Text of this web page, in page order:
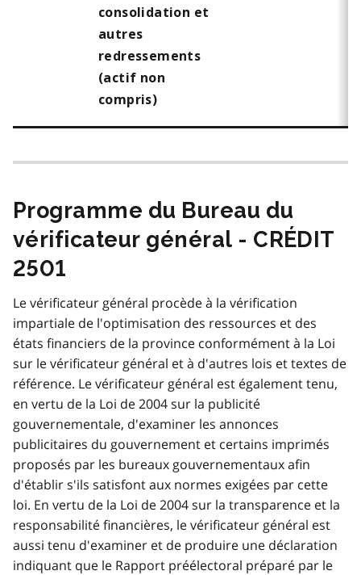
consolidation et
autres
redressements
(actif non
compris)
Programme du Bureau du
vérificateur général - CRÉDIT
2501
Le vérificateur général procède à la vérification
impartiale de l'optimisation des ressources et des
états financiers de la province conformément à la Loi
sur le vérificateur général et à d'autres lois et textes de
référence. Le vérificateur général est également tenu,
en vertu de la Loi de 2004 sur la publicité
gouvernementale, d'examiner les annonces
publicitaires du gouvernement et certains imprimés
proposés par les bureaux gouvernementaux afin
d'établir s'ils satisfont aux normes exigées par cette
loi. En vertu de la Loi de 2004 sur la transparence et la
responsabilité financières, le vérificateur général est
aussi tenu d'examiner et de produire une déclaration
indiquant que le Rapport préélectoral préparé par le